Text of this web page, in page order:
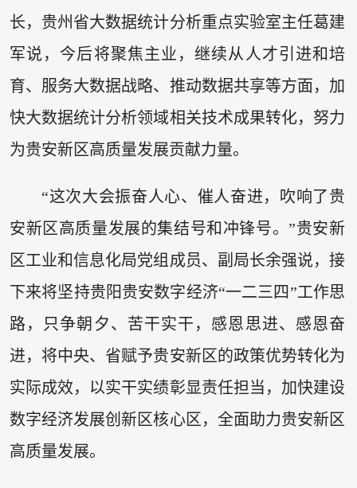
长，贵州省大数据统计分析重点实验室主任葛建
军说，今后将聚焦主业，继续从人才引进和培
育、服务大数据战略、推动数据共享等方面，加
快大数据统计分析领域相关技术成果转化，努力
为贵安新区高质量发展贡献力量。
“这次大会振奋人心、催人奋进，吹响了贵
安新区高质量发展的集结号和冲锋号。”贵安新
区工业和信息化局党组成员、副局长余强说，接
下来将坚持贵阳贵安数字经济“一二三四”工作思
路，只争朝夕、苦干实干，感恩思进、感恩奋
进，将中央、省赋予贵安新区的政策优势转化为
实际成效，以实干实绩彰显责任担当，加快建设
数字经济发展创新区核心区，全面助力贵安新区
高质量发展。